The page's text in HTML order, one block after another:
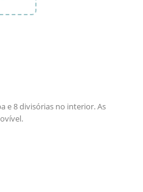
e 8 divisórias no interior. As